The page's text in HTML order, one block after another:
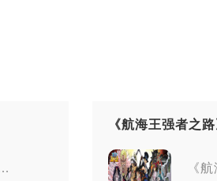
《航海王强者之
《